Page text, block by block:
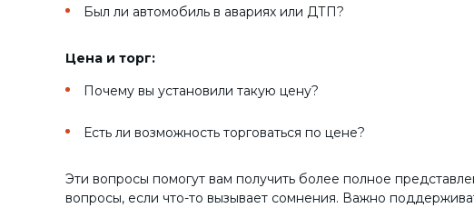
Был ли автомобиль в авариях или ДТП?
Цена и торг:
Почему вы установили такую цену?
Есть ли возможность торговаться по цене?
Эти вопросы помогут вам получить более полное
вопросы, если что-то вызывает сомнения. Важно